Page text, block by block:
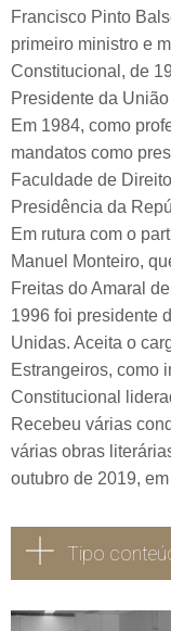
Francisco Pinto
primeiro ministro e
Constitucional, de
Presidente da
Em 1984, como
mandatos como
Faculdade de
Presidência da
Em rutura com o
Manuel Monteiro,
Freitas do Amaral
1996 foi presidente
Unidas. Aceita o
Estrangeiros, como
Constitucional
Recebeu várias
várias obras
outubro de 2019,
Tipo